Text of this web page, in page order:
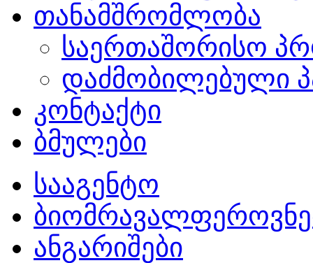
თანამშრომლობა
საერთაშორისო
დაძმობილებული
კონტაქტი
ბმულები
სააგენტო
ანგარიშები